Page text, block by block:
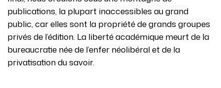
publications, la plupart inaccessibles au grand
public, car elles sont la propriété de grands groupes
privés de l’édition. La liberté académique meurt de la
bureaucratie née de l’enfer néolibéral et de la
privatisation du savoir.